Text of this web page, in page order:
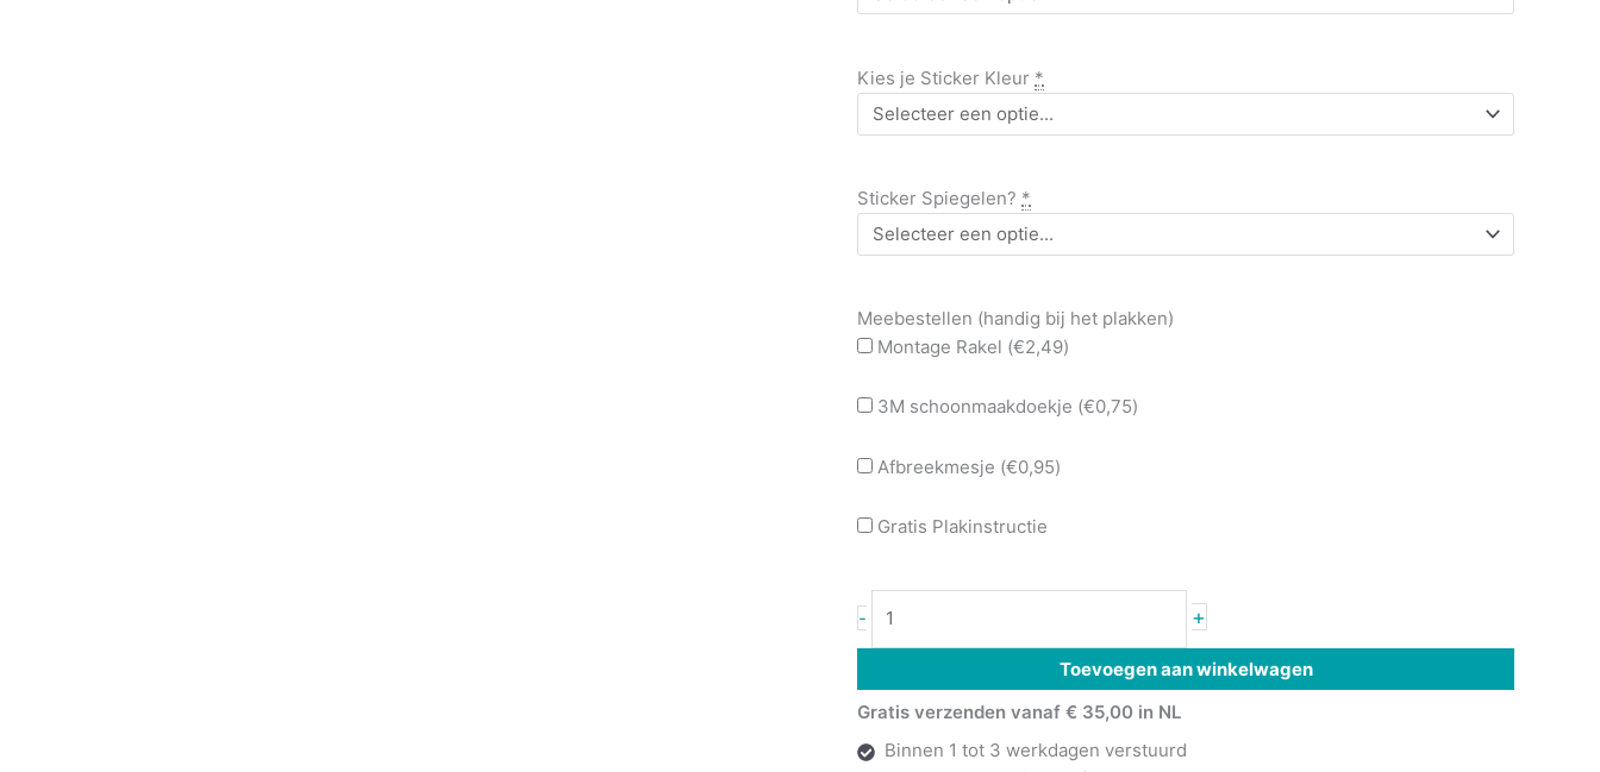
Kies je Sticker Kleur *
Sticker Spiegelen? *
Meebestellen (handig bij het plakken)
Montage Rakel (€2,49)
3M schoonmaakdoekje (€0,75)
Afbreekmesje (€0,95)
Gratis Plakinstructie
- +
Toevoegen aan winkelwagen
Gratis verzenden vanaf € 35,00 in NL
Binnen 1 tot 3 werkdagen verstuurd